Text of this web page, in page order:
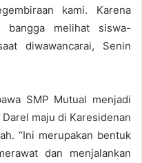
kami. Karena
bangga melihat siswa-
diwawancarai, Senin
SMP Mutual menjadi
maju di Karesidenan
“Ini merupakan bentuk
dan menjalankan